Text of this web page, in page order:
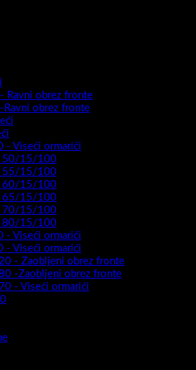
Ravni obrez fronte
Ravni obrez fronte
- Viseći ormarići
50/15/100
55/15/100
60/15/100
65/15/100
70/15/100
80/15/100
- Viseći ormarići
- Viseći ormarići
- Zaobljeni obrez fronte
-Zaobljeni obrez fronte
- Viseći ormarići